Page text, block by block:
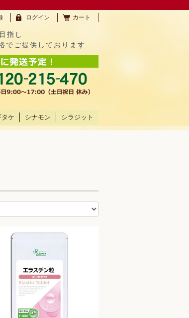
ログイン カート
指し
でご提供しております
タケ シナモン シラジット